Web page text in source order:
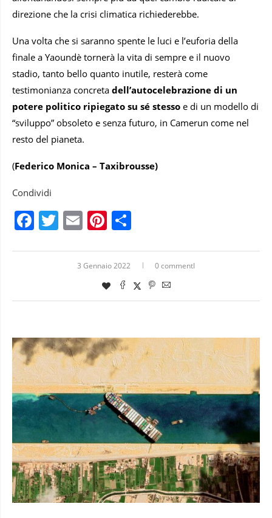
direzione che la crisi climatica richiederebbe.
Una volta che si saranno spente le luci e l’euforia della
finale a Yaoundè tornerà la vita di sempre e il nuovo
stadio, tanto bello quanto inutile, resterà come
testimonianza concreta dell’autocelebrazione di un
potere politico ripiegato su sé stesso e di un modello di
“sviluppo” obsoleto e senza futuro, in Camerun come nel
resto del pianeta.
(Federico Monica – Taxibrousse)
Condividi
Facebook
Twitter
EmailPinterest
3 Gennaio 2022 0 commentI